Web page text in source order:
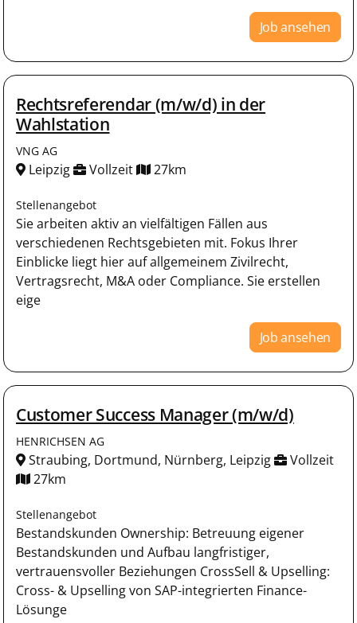
Job ansehen
Rechtsreferendar (m/w/d) in der
Wahlstation
VNG AG
Leipzig Vollzeit 27km
Stellenangebot
Sie arbeiten aktiv an vielfältigen Fällen aus
verschiedenen Rechtsgebieten mit. Fokus Ihrer
Einblicke liegt hier auf allgemeinem Zivilrecht,
Vertragsrecht, M&A oder Compliance. Sie erstellen
eige
Job ansehen
Customer Success Manager (m/w/d)
HENRICHSEN AG
Straubing, Dortmund, Nürnberg, Leipzig
Vollzeit
27km
Stellenangebot
Bestandskunden Ownership: Betreuung eigener
Bestandskunden und Aufbau langfristiger,
vertrauensvoller Beziehungen CrossSell & Upselling:
Cross- & Upselling von SAP-integrierten Finance-
Lösunge